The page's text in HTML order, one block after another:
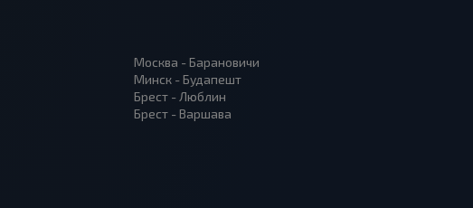
Москва - Барановичи
Минск - Будапешт
Брест - Люблин
Брест - Варшава